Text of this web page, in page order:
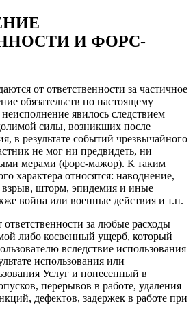
И ФОРС-
от ответственности за частичное
обязательств по настоящему
явилось следствием
силы, возникших после
в результате событий чрезвычайного
не мог ни предвидеть, ни
мерами (форс-мажор). К таким
характера относятся: наводнение,
взрыв, шторм, эпидемия и иные
война или военные действия и т.п.
за любые расходы
либо косвенный ущерб, который
вследствие использования
использования или
Услуг и понесенный в
перерывов в работе, удаления
дефектов, задержек в работе при